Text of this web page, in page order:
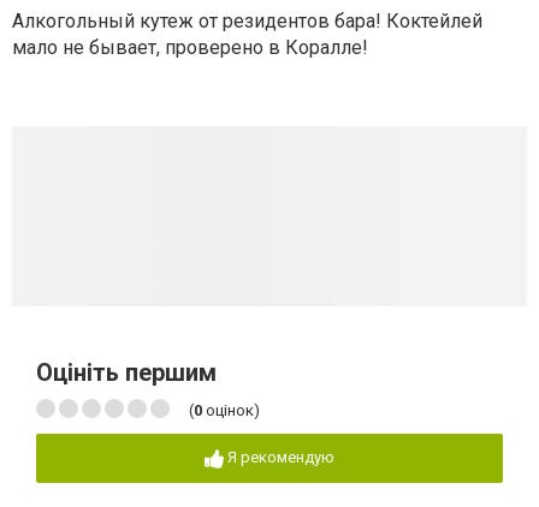
Алкогольный кутеж от резидентов бара! Коктейлей
мало не бывает, проверено в Коралле!
Оцініть першим
(0 оцінок)
Я рекомендую